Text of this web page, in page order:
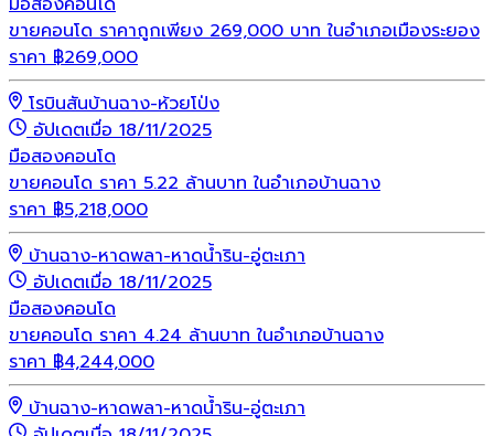
ขายคอนโด ราคาถูกเพียง 269,000 บาท ในอำเภอเมืองระยอง
ราคา ฿269,000
โรบินสันบ้านฉาง-ห้วยโป่ง
อัปเดตเมื่อ 18/11/2025
มือสองคอนโด
ขายคอนโด ราคา 5.22 ล้านบาท ในอำเภอบ้านฉาง
ราคา ฿5,218,000
บ้านฉาง-หาดพลา-หาดน้ำริน-อู่ตะเภา
อัปเดตเมื่อ 18/11/2025
มือสองคอนโด
ขายคอนโด ราคา 4.24 ล้านบาท ในอำเภอบ้านฉาง
ราคา ฿4,244,000
บ้านฉาง-หาดพลา-หาดน้ำริน-อู่ตะเภา